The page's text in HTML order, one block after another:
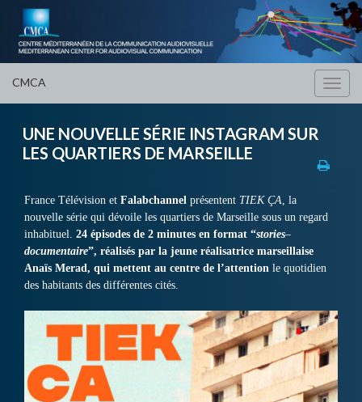
CMCA
UNE NOUVELLE SÉRIE INSTAGRAM SUR
LES QUARTIERS DE MARSEILLE
France Télévision et Falabchannel présentent TIEK ÇA, la
nouvelle série qui dévoile les quartiers de Marseille sous un regard
inhabituel. 24 épisodes de 2 minutes en format “stories–
documentaire”, réalisés par la jeune réalisatrice marseillaise
Anaïs Merad, qui mettent au centre de l’attention le quotidien
des habitants des différentes cités.